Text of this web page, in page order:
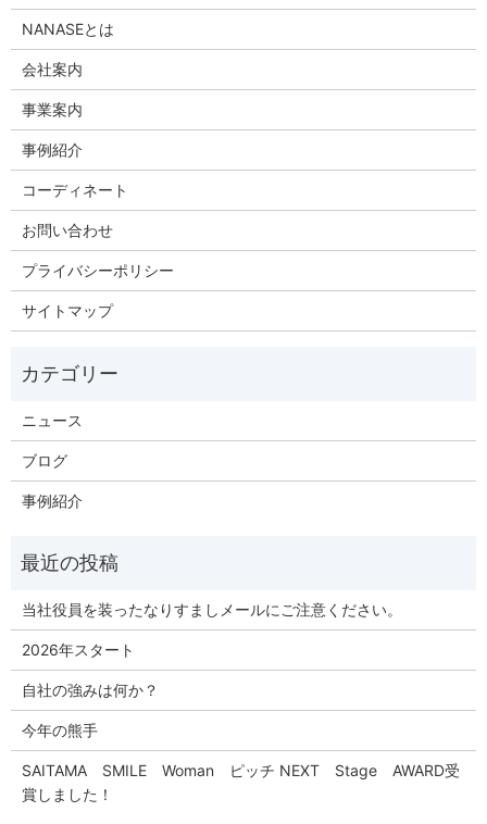
NANASEとは
会社案内
事業案内
事例紹介
コーディネート
お問い合わせ
プライバシーポリシー
サイトマップ
ニュース
ブログ
事例紹介
当社役員を装ったなりすましメールにご注意ください。
2026年スタート
自社の強みは何か？
今年の熊手
SAITAMA SMILE Woman ピッチ NEXT Stage AWARD受
賞しました！